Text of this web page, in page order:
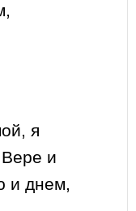
я
и
и днем,